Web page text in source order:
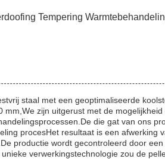
Tempering
staal met een geoptimaliseerde
zijn uitgerust met de
die gat van ons
procesHet resultaat is een afwerking
productie wordt gecontroleerd door
verwerkingstechnologie zou de